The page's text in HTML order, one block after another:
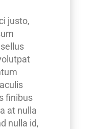
justo,
finibus
at nulla
nulla id,